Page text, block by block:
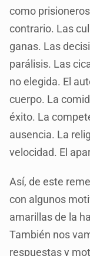
como
contrario. Las
ganas. Las
parálisis. Las
no elegida. El
cuerpo. La
éxito. La
ausencia. La
velocidad. El
Así, de este
con algunos
amarillas de la
También nos
respuestas y